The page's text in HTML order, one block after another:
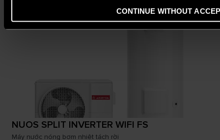
CONTINUE WITHOUT
NUOS SPLIT INVERTER WIFI FS
Máy nước nóng bơm nhiệt tách rời